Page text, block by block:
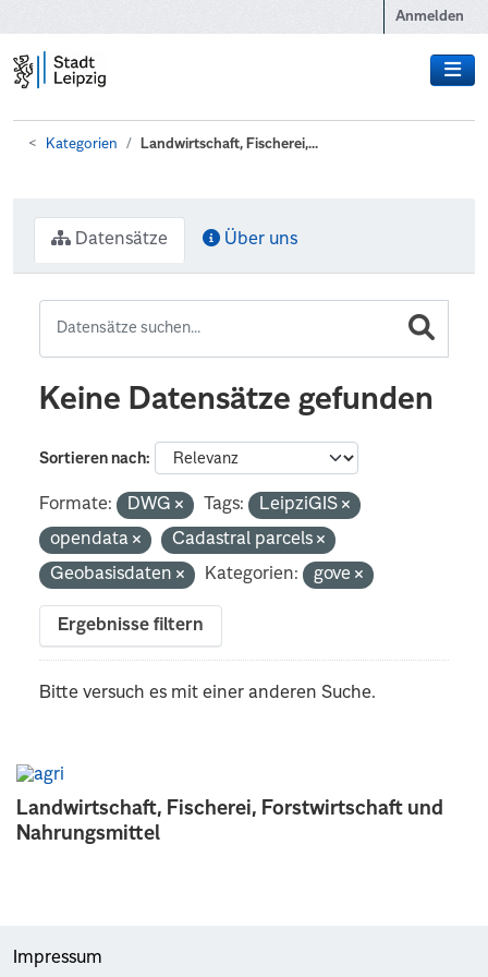
Anmelden
Kategorien Landwirtschaft, Fischerei,...
Landwirtschaft, Fischerei, Forstwirtschaft und
Nahrungsmittel
Datensätze Über uns
Keine Datensätze gefunden
Sortieren nach
Formate: DWG Tags:
LeipziGIS
opendata
Cadastral parcels
Geobasisdaten
Kategorien: gove
Ergebnisse filtern
Bitte versuch es mit einer anderen Suche.
Impressum